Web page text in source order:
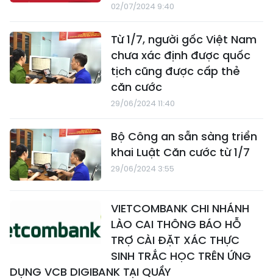
02/07/2024 9:40
Từ 1/7, người gốc Việt Nam
chưa xác định được quốc
tịch cũng được cấp thẻ
căn cước
29/06/2024 11:40
Bộ Công an sẵn sàng triển
khai Luật Căn cước từ 1/7
29/06/2024 3:55
VIETCOMBANK CHI NHÁNH
LÀO CAI THÔNG BÁO HỖ
TRỢ CÀI ĐẶT XÁC THỰC
SINH TRẮC HỌC TRÊN ỨNG
DỤNG VCB DIGIBANK TẠI QUẦY